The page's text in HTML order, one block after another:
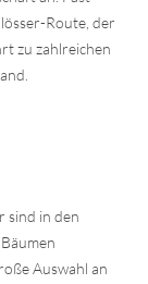
Route, der
zu zahlreichen
sind in den
Auswahl an